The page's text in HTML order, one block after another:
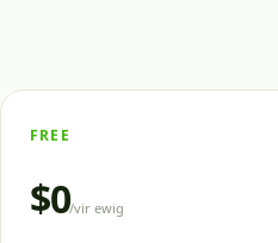
FREE
$0/vir ewig